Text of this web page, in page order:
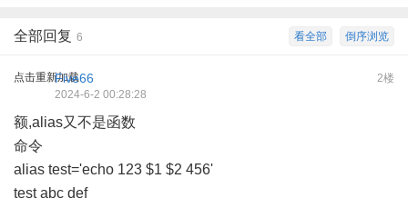
倒序浏览
看全部
全部回复 6
点击重新加载 2楼
Five66
2024-6-2 00:28:28
额,alias又不是函数
命令
alias test='echo 123 $1 $2 456'
test abc def